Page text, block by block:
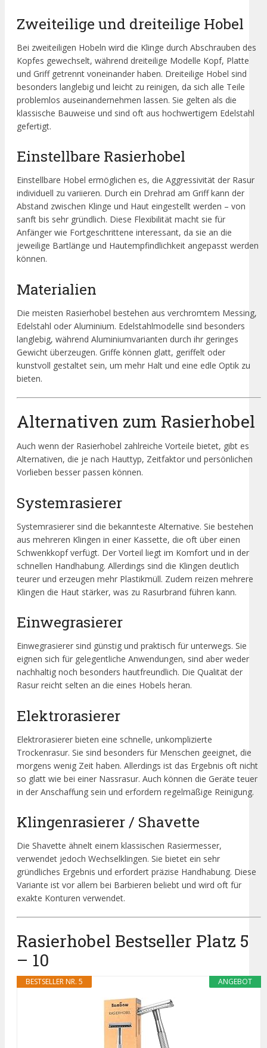
Zweiteilige und dreiteilige Hobel
Bei zweiteiligen Hobeln wird die Klinge durch Abschrauben des
Kopfes gewechselt, während dreiteilige Modelle Kopf, Platte
und Griff getrennt voneinander haben. Dreiteilige Hobel sind
besonders langlebig und leicht zu reinigen, da sich alle Teile
problemlos auseinandernehmen lassen. Sie gelten als die
klassische Bauweise und sind oft aus hochwertigem Edelstahl
gefertigt.
Einstellbare Rasierhobel
Einstellbare Hobel ermöglichen es, die Aggressivität der Rasur
individuell zu variieren. Durch ein Drehrad am Griff kann der
Abstand zwischen Klinge und Haut eingestellt werden – von
sanft bis sehr gründlich. Diese Flexibilität macht sie für
Anfänger wie Fortgeschrittene interessant, da sie an die
jeweilige Bartlänge und Hautempfindlichkeit angepasst werden
können.
Materialien
Die meisten Rasierhobel bestehen aus verchromtem Messing,
Edelstahl oder Aluminium. Edelstahlmodelle sind besonders
langlebig, während Aluminiumvarianten durch ihr geringes
Gewicht überzeugen. Griffe können glatt, geriffelt oder
kunstvoll gestaltet sein, um mehr Halt und eine edle Optik zu
bieten.
Alternativen zum Rasierhobel
Auch wenn der Rasierhobel zahlreiche Vorteile bietet, gibt es
Alternativen, die je nach Hauttyp, Zeitfaktor und persönlichen
Vorlieben besser passen können.
Systemrasierer
Systemrasierer sind die bekannteste Alternative. Sie bestehen
aus mehreren Klingen in einer Kassette, die oft über einen
Schwenkkopf verfügt. Der Vorteil liegt im Komfort und in der
schnellen Handhabung. Allerdings sind die Klingen deutlich
teurer und erzeugen mehr Plastikmüll. Zudem reizen mehrere
Klingen die Haut stärker, was zu Rasurbrand führen kann.
Einwegrasierer
Einwegrasierer sind günstig und praktisch für unterwegs. Sie
eignen sich für gelegentliche Anwendungen, sind aber weder
nachhaltig noch besonders hautfreundlich. Die Qualität der
Rasur reicht selten an die eines Hobels heran.
Elektrorasierer
Elektrorasierer bieten eine schnelle, unkomplizierte
Trockenrasur. Sie sind besonders für Menschen geeignet, die
morgens wenig Zeit haben. Allerdings ist das Ergebnis oft nicht
so glatt wie bei einer Nassrasur. Auch können die Geräte teuer
in der Anschaffung sein und erfordern regelmäßige Reinigung.
Klingenrasierer / Shavette
Die Shavette ähnelt einem klassischen Rasiermesser,
verwendet jedoch Wechselklingen. Sie bietet ein sehr
gründliches Ergebnis und erfordert präzise Handhabung. Diese
Variante ist vor allem bei Barbieren beliebt und wird oft für
exakte Konturen verwendet.
Rasierhobel Bestseller Platz 5
– 10
ANGEBOT
BESTSELLER NR. 5